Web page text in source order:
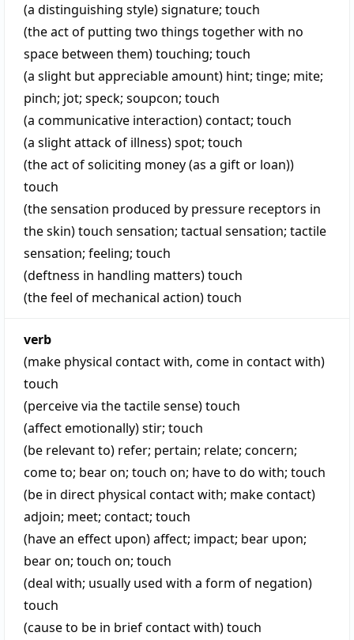
(a distinguishing style)signature; touch
(the act of putting two things together with no
space between them)touching; touch
(a slight but appreciable amount) hint; tinge; mite;
pinch; jot; speck; soupcon; touch
(a communicative interaction)contact; touch
(a slight attack of illness)spot; touch
(the act of soliciting money (as a gift or loan))
touch
(the sensation produced by pressure receptors in
the skin)touch sensation; tactual sensation; tactile
sensation; feeling; touch
(deftness in handling matters)touch
(the feel of mechanical action)touch
verb
(make physical contact with, come in contact with)
touch
(perceive via the tactile sense)touch
(affect emotionally)stir; touch
(be relevant to) refer; pertain; relate; concern;
come to; bear on; touch on; have to do with; touch
(be in direct physical contact with; make contact)
adjoin; meet; contact; touch
(have an effect upon)affect; impact; bear upon;
bear on; touch on; touch
(deal with; usually used with a form of negation)
touch
(cause to be in brief contact with)touch